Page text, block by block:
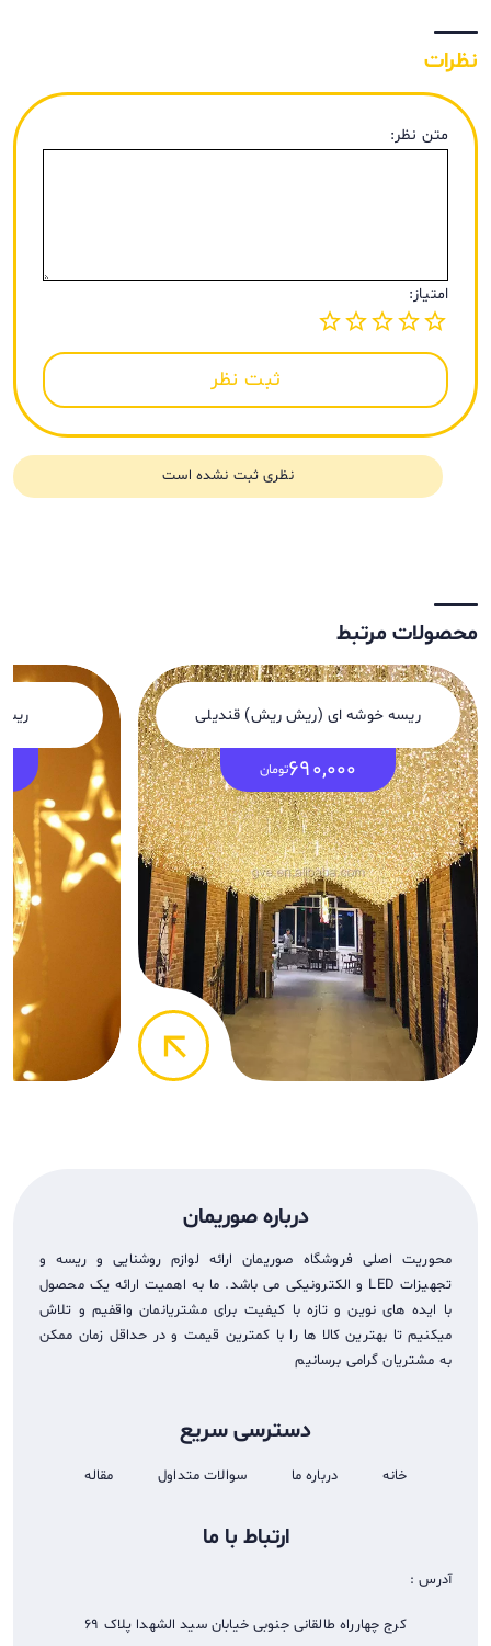
نظرات
متن نظر:
امتیاز:
ثبت نظر
نظری ثبت نشده است
محصولات مرتبط
ریسه خوشه ای (ریش ریش) قندیلی
690,000تومان
arrow_back
درباره صوریمان
محوریت اصلی فروشگاه صوریمان ارائه لوازم روشنایی و ریسه و
تجهيزات LED و الکترونیکی می باشد. ما به اهمیت ارائه یک محصول
با ایده های نوین و تازه با کیفیت برای مشتریانمان واقفیم و تلاش
میکنیم تا بهترین کالا ها را با کمترین قیمت و در حداقل زمان ممکن
به مشتریان گرامی برسانیم
ارتباط با ما
آدرس :
کرج چهارراه طالقانی جنوبی خیابان سید الشهدا پلاک 69
دسترسی سریع
خانه درباره ما سوالات متداول مقاله